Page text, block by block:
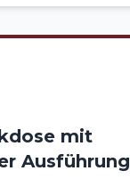
mit
Ausführung